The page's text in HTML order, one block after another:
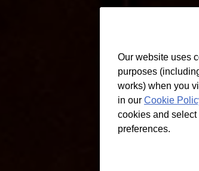
Our website uses
purposes
works) when you
in our Cookie
cookies and
preferences.